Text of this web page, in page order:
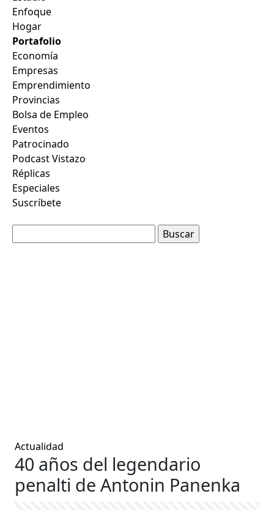
Enfoque
Hogar
Portafolio
Economía
Empresas
Emprendimiento
Provincias
Bolsa de Empleo
Eventos
Patrocinado
Podcast Vistazo
Réplicas
Especiales
Suscríbete
Actualidad
40 años del legendario
penalti de Antonin Panenka